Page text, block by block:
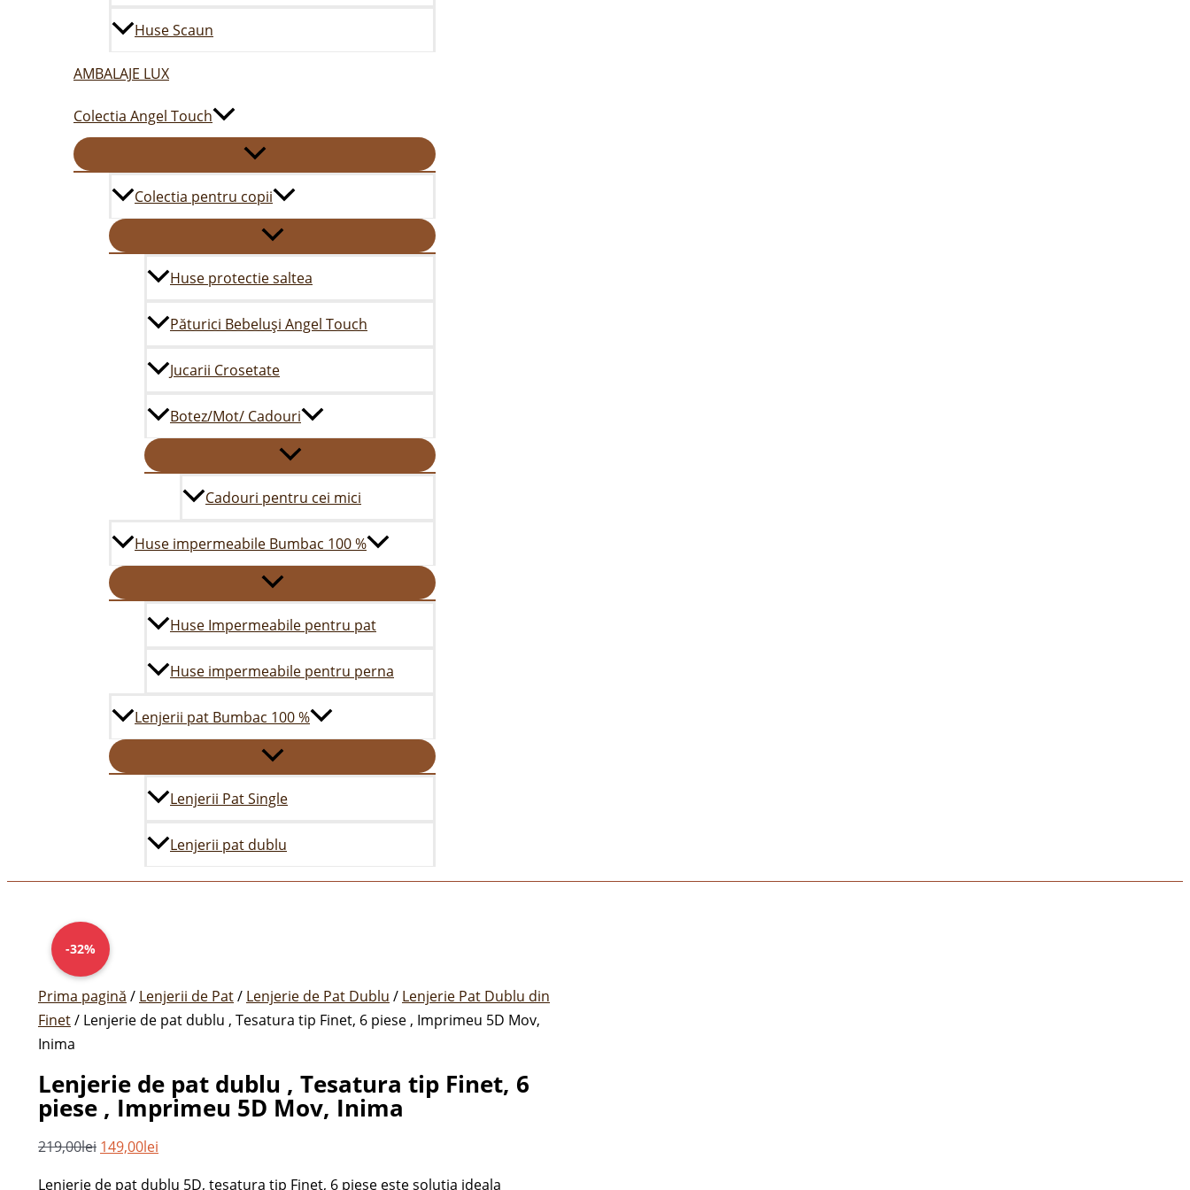
Huse Scaun
AMBALAJE LUX
Colectia Angel Touch
Colectia pentru copii
Huse protectie saltea
Păturici Bebeluși Angel Touch
Jucarii Crosetate
Botez/Mot/ Cadouri
Cadouri pentru cei mici
Huse impermeabile Bumbac 100 %
Huse Impermeabile pentru pat
Huse impermeabile pentru perna
Lenjerii pat Bumbac 100 %
Lenjerii Pat Single
Lenjerii pat dublu
-32%
Prima pagină / Lenjerii de Pat/ Lenjerie de Pat Dublu / Lenjerie Pat Dublu din
Finet/ Lenjerie de pat dublu , Tesatura tip Finet, 6 piese , Imprimeu 5D Mov,
Inima
Lenjerie de pat dublu , Tesatura tip Finet, 6
piese , Imprimeu 5D Mov, Inima
219,00lei
Prețul
inițial
a
fost:
219,00lei.
149,00lei
149,00lei.
Lenjerie de pat dublu 5D, tesatura tip Finet, 6 piese este solutia ideala
pat
dublu
tip
Finet,
6